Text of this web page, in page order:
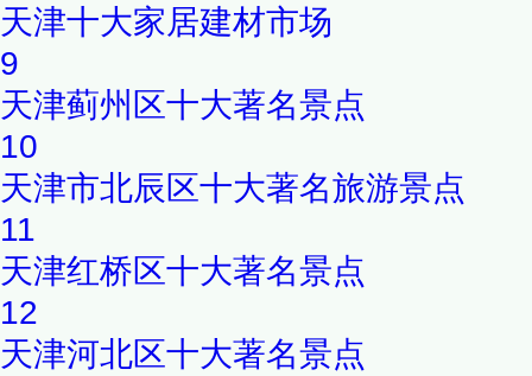
天津十大家居建材市场
9
天津蓟州区十大著名景点
10
天津市北辰区十大著名旅游景点
11
天津红桥区十大著名景点
12
天津河北区十大著名景点